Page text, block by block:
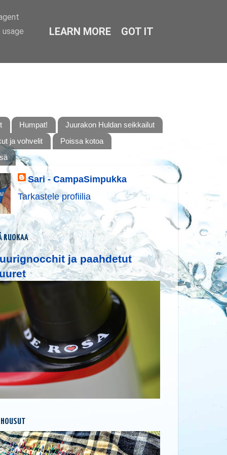
Humpat!
Juurakon Huldan seikkailut
ja vohvelit
Poissa kotoa
Sari - CampaSimpukka
Tarkastele profiilia
RUOKAA
ja paahdetut
LEARN MORE GOT IT